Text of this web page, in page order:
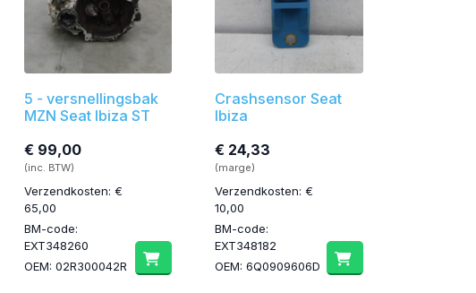
5 - versnellingsbak
MZN Seat Ibiza ST
€ 99,00
(inc. BTW)
Verzendkosten: €
65,00
BM-code:
EXT348260
OEM: 02R300042R
Crashsensor Seat
Ibiza
€ 24,33
(marge)
Verzendkosten: €
10,00
BM-code:
EXT348182
OEM: 6Q0909606D